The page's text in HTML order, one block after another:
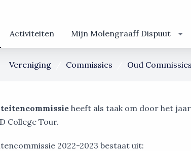
Activiteiten Mijn Molengraaff Dispuut
Vereniging Commissies Oud Commissies
heeft als taak om door het
College Tour.
2022-2023 bestaat uit: